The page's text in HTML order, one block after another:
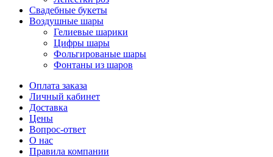
Свадебные букеты
Воздушные шары
Гелиевые шарики
Цифры шары
Фольгированые шары
Фонтаны из шаров
Оплата заказа
Личный кабинет
Доставка
Цены
Вопрос-ответ
О нас
Правила компании